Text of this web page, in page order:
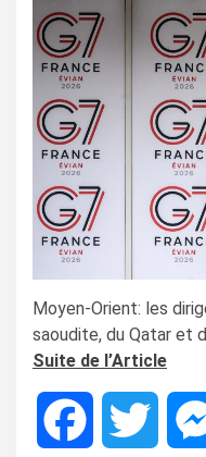
Moyen-Orient: les
saoudite, du Qatar et
Suite de l’Article
Facebook